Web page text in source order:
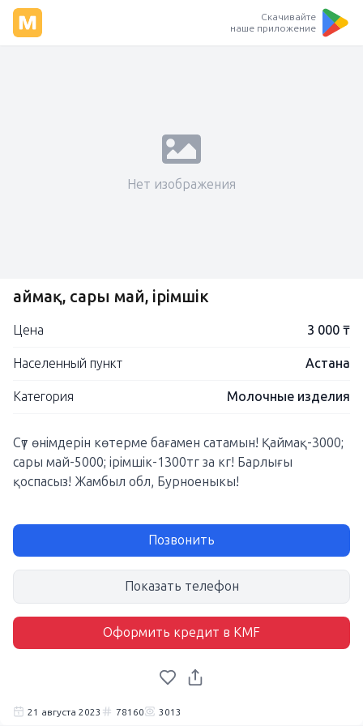
Скачивайте
наше приложение
Нет изображения
Қаймақ, сары май, ірімшік
Цена 3 000 ₸
Населенный пункт Астана
Категория Молочные изделия
Сүт өнімдерін көтерме бағамен сатамын! Қаймақ-3000;
сары май-5000; ірімшік-1300тг за кг! Барлығы
қоспасыз! Жамбыл обл, Бурноеныкы!
Позвонить
Показать телефон
Оформить кредит в KMF
21 августа 2023 78160 3013